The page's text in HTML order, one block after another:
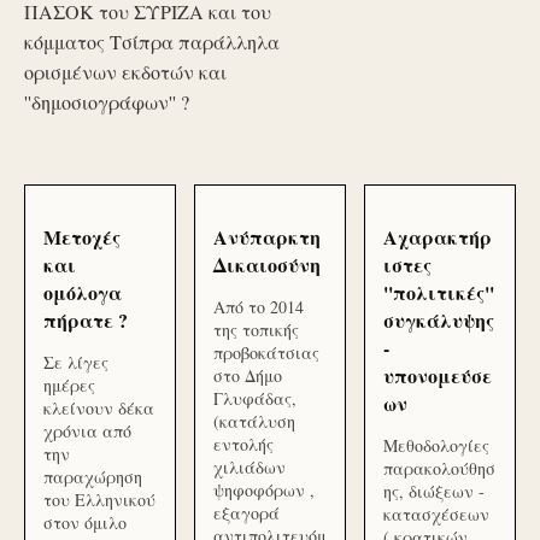
ΠΑΣΟΚ του ΣΥΡΙΖΑ και του
κόμματος Τσίπρα παράλληλα
ορισμένων εκδοτών και
''δημοσιογράφων'' ?
Μετοχές
και
ομόλογα
πήρατε ?
Σε λίγες
ημέρες
κλείνουν δέκα
χρόνια από
την
παραχώρηση
του Ελληνικού
στον όμιλο
Ανύπαρκτη
Δικαιοσύνη
Από το 2014
της τοπικής
προβοκάτσιας
στο Δήμο
Γλυφάδας,
(κατάλυση
εντολής
χιλιάδων
ψηφοφόρων ,
εξαγορά
Αχαρακτήρ
ιστες
''πολιτικές''
συγκάλυψης
-
υπονομεύσε
ων
Μεθοδολογίες
παρακολούθησ
ης, διώξεων -
κατασχέσεων